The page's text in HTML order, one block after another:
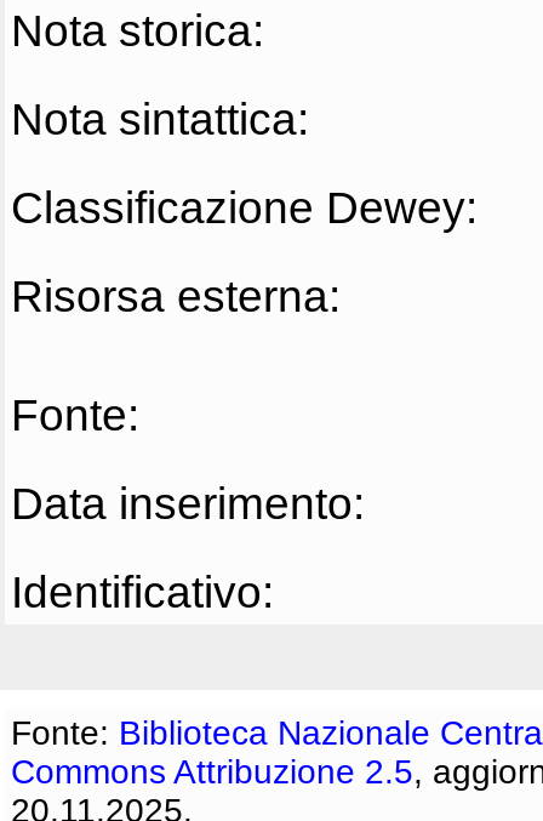
Nota storica:
Nota sintattica:
Classificazione Dewey:
Risorsa esterna:
Fonte:
Data inserimento:
Identificativo:
Fonte: Biblioteca Nazionale
Commons Attribuzione 2.5,
20.11.2025.